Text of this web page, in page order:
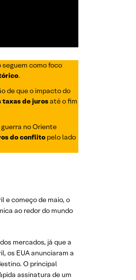
como foco
.
de que o impacto do
taxas de jurosaté o fim
no Oriente
do conflito pelo lado
e começo de maio, o
ao redor do mundo
mercados, já que a
os EUA anunciaram a
O principal
assinatura de um